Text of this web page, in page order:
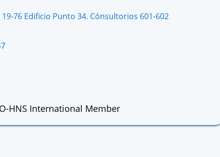
76 Edificio Punto 34. Cónsultorios 601-602
HNS International Member